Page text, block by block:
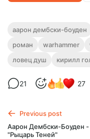
Аарон
Warhammer 40000
Длительность - 12:41:41
аарон дембски-боуден
роман
warhammer
ловец душ
кирилл
21 27
Previous post
Аарон Дембски-Боуден -
"Рыцарь Теней"